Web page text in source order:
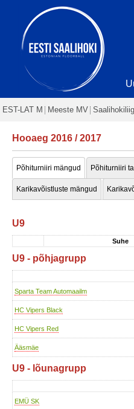
EST-LAT M Meeste MV
Hooaeg 2016 / 2017
Põhiturniiri mängud Põhiturniiri
Karikavõistluste mängud
U9
Suhe
U9 - põhjagrupp
Sparta Team Automaailm
HC Vipers Black
HC Vipers Red
Ääsmäe
U9 - lõunagrupp
EMÜ SK